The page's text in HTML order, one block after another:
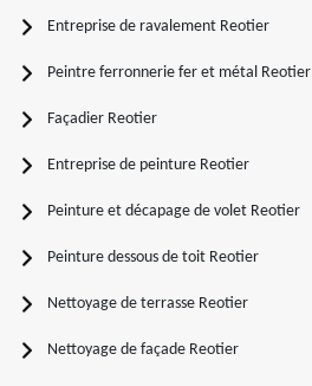
Entreprise de ravalement Reotier
Peintre ferronnerie fer et métal Reotier
Façadier Reotier
Entreprise de peinture Reotier
Peinture et décapage de volet Reotier
Peinture dessous de toit Reotier
Nettoyage de terrasse Reotier
Nettoyage de façade Reotier